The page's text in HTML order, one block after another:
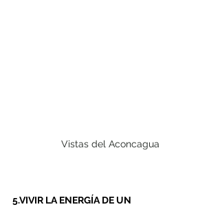
Vistas del Aconcagua
5.VIVIR LA ENERGÍA DE UN